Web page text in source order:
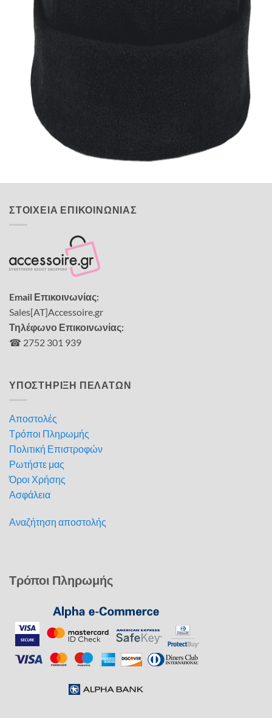
Εξαντλημένο
4,00
ΣΤΟΙΧΕΙΑ ΕΠΙΚΟΙΝΩΝΙΑΣ
Email Επικοινωνίας:
Sales[AT]Accessoire.gr
Τηλέφωνο Επικοινωνίας:
☎ 2752 301 939
ΥΠΟΣΤΗΡΙΞΗ ΠΕΛΑΤΩΝ
Αποστολές
Τρόποι Πληρωμής
Πολιτική Επιστροφών
Ρωτήστε μας
Όροι Χρήσης
Ασφάλεια
Αναζήτηση αποστολής
Τρόποι Πληρωμής